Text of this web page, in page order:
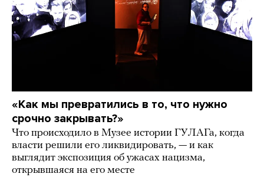
«Как мы превратились в то, что нужно
срочно закрывать?»
Что происходило в Музее истории ГУЛАГа, когда
власти решили его ликвидировать, — и как
выглядит экспозиция об ужасах нацизма,
открывшаяся на его месте